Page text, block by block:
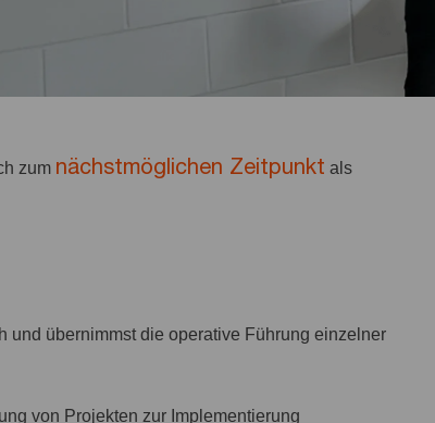
zum nächstmöglichen Zeitpunkt als
und übernimmst die operative Führung einzelner
von Projekten zur Implementierung